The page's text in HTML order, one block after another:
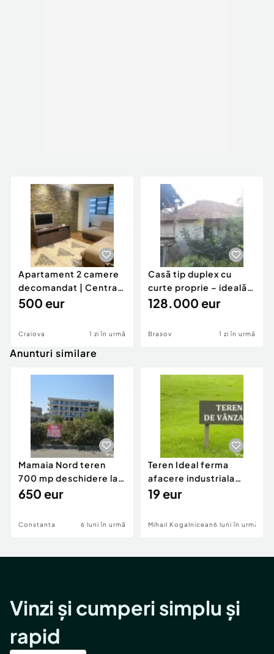
Apartament 2 camere
decomandat | Centrală
proprie | 60 mp |
500 eur
Craiova 1 zi în urmă
Casă tip duplex cu
curte proprie – ideală
pentru renovar
128.000 eur
Brasov 1 zi în urmă
Anunturi similare
Mamaia Nord teren
700 mp deschidere la
D24 si D25
650 eur
Constanta 6 luni în urmă
Teren Ideal ferma
afacere industriala
deschidere 71 ml la
19 eur
Mihail Kogalniceanu6 luni în urmă
Vinzi și cumperi simplu și
rapid